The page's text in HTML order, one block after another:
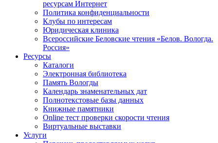
ресурсам Интернет
Политика конфиденциальности
Клубы по интересам
Юридическая клиника
Всероссийские Беловские чтения «Белов. Вологда.
Россия»
Ресурсы
Каталоги
Электронная библиотека
Память Вологды
Календарь знаменательных дат
Полнотекстовые базы данных
Книжные памятники
Online тест проверки скорости чтения
Виртуальные выставки
Услуги